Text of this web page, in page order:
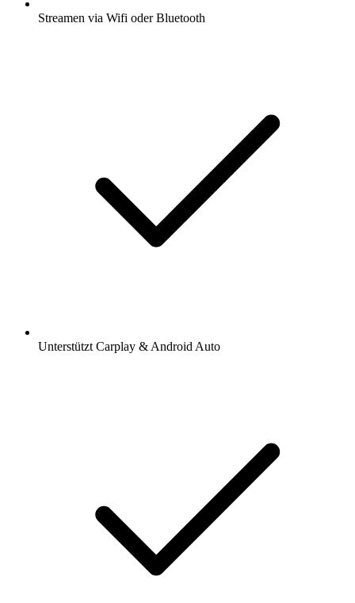
Streamen via Wifi oder Bluetooth
Unterstützt Carplay & Android Auto